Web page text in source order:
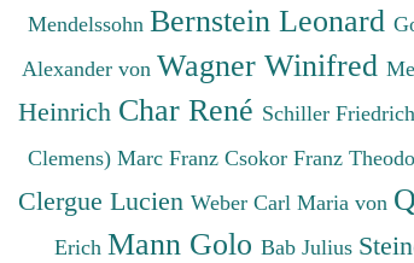
Mendelssohn Bernstein Leonard
Alexander von Wagner Winifred
Heinrich Char René Schiller Friedrich
Clemens) Marc Franz Csokor Franz
Clergue Lucien Weber Carl Maria von
Erich Mann Golo Bab Julius